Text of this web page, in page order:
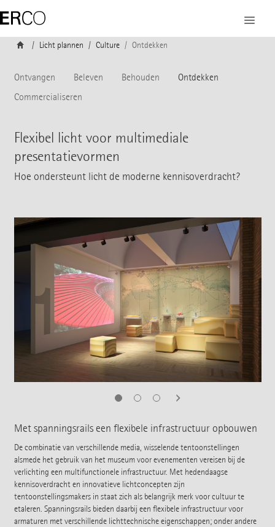
Licht plannen Culture Ontdekken
Ontvangen Beleven Behouden
Ontdekken
Commercialiseren
Flexibel licht voor multimediale
presentatievormen
Hoe ondersteunt licht de moderne kennisoverdracht?
Met spanningsrails een flexibele infrastructuur opbouwen
De combinatie van verschillende media, wisselende tentoonstellingen
alsmede het gebruik van het museum voor evenementen vereisen bij de
verlichting een multifunctionele infrastructuur. Met hedendaagse
kennisoverdracht en innovatieve lichtconcepten zijn
tentoonstellingsmakers in staat zich als belangrijk merk voor cultuur te
etaleren. Spanningsrails bieden daarbij een flexibele infrastructuur voor
armaturen met verschillende lichttechnische eigenschappen; onder andere